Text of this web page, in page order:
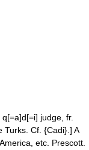
judge, fr.
Turks. Cf. {Cadi}.] A
etc. Prescott.